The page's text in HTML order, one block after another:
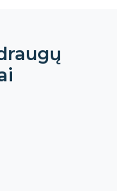
turės
Knyga
žmonėms